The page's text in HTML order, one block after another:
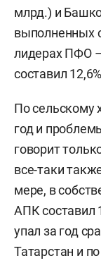
млрд.) и
выполненных
лидерах ПФО
составил
По сельскому
год и
говорит
все-таки
мере, в
АПК составил
упал за год
Татарстан и